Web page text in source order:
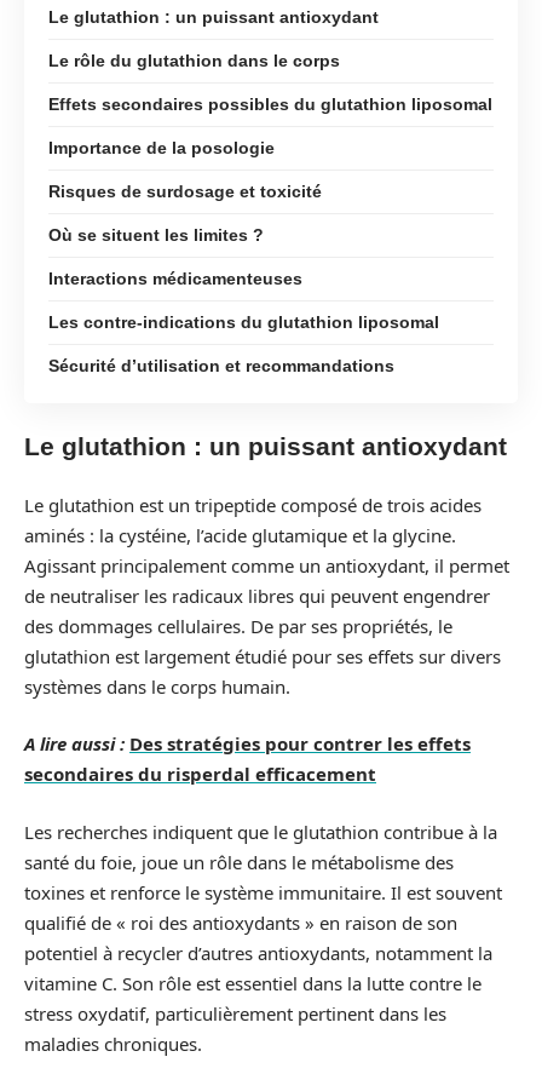
Le glutathion : un puissant antioxydant
Le rôle du glutathion dans le corps
Effets secondaires possibles du glutathion liposomal
Importance de la posologie
Risques de surdosage et toxicité
Où se situent les limites ?
Interactions médicamenteuses
Les contre-indications du glutathion liposomal
Sécurité d’utilisation et recommandations
Le glutathion : un puissant antioxydant
Le glutathion est un tripeptide composé de trois acides
aminés : la cystéine, l’acide glutamique et la glycine.
Agissant principalement comme un antioxydant, il permet
de neutraliser les radicaux libres qui peuvent engendrer
des dommages cellulaires. De par ses propriétés, le
glutathion est largement étudié pour ses effets sur divers
systèmes dans le corps humain.
A lire aussi : Des stratégies pour contrer les effets
secondaires du risperdal efficacement
Les recherches indiquent que le glutathion contribue à la
santé du foie, joue un rôle dans le métabolisme des
toxines et renforce le système immunitaire. Il est souvent
qualifié de « roi des antioxydants » en raison de son
potentiel à recycler d’autres antioxydants, notamment la
vitamine C. Son rôle est essentiel dans la lutte contre le
stress oxydatif, particulièrement pertinent dans les
maladies chroniques.